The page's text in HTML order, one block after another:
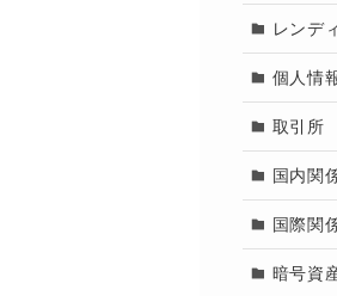
レンデ
個人情
取引所
国内関
国際関
暗号資